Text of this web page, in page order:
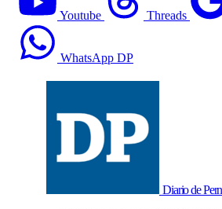
Youtube Threads
WhatsApp DP
Diario de